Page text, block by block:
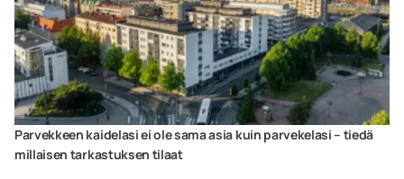
Parvekkeen kaidelasi ei ole sama asia kuin parvekelasi – tiedä
millaisen tarkastuksen tilaat